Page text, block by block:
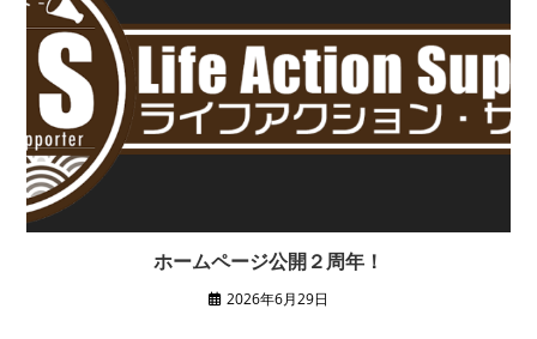
ホームページ公開２周年！
2026年6月29日